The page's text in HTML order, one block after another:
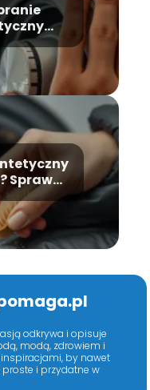
kroku
Sprawdź
odkrywa i opisuje
modą, zdrowiem i
by nawet
proste i przydatne w